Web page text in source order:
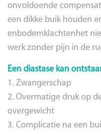
onvoldoende
een dikke buik houden
enbodemklachtenhet
werk zonder pijn in de
Een diastase kan
1. Zwangerschap
2. Overmatige druk op
overgewicht
3. Complicatie na een